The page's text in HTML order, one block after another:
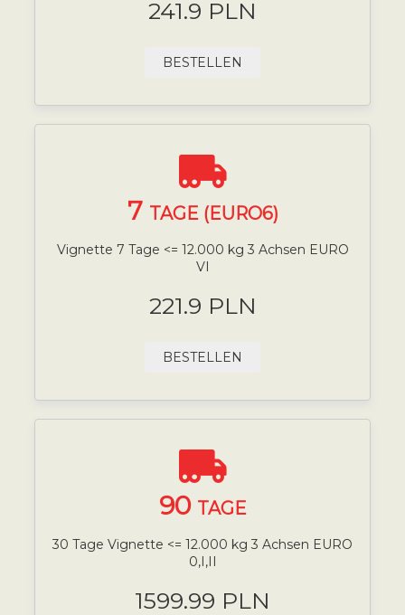
241.9 PLN
BESTELLEN
7 TAGE (EURO6)
Vignette 7 Tage <= 12.000 kg 3 Achsen EURO
VI
221.9 PLN
BESTELLEN
90 TAGE
30 Tage Vignette <= 12.000 kg 3 Achsen EURO
0,I,II
1599.99 PLN